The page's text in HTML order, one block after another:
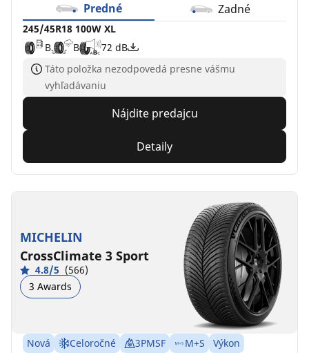
Predné Zadné
245/45R18 100W XL
B
B
72 dB
Táto položka nezodpovedá presne vášmu
vyhľadávaniu
Nájdite predajcu
Detaily
MICHELIN
CrossClimate 3 Sport
4.8/5 (566)
3 Awards
Nová Celoročné 3PMSF M+S
Výkon